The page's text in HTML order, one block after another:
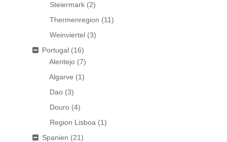
Steiermark (2)
Thermenregion (11)
Weinviertel (3)
Portugal (16)
Alentejo (7)
Algarve (1)
Dao (3)
Douro (4)
Region Lisboa (1)
Spanien (21)